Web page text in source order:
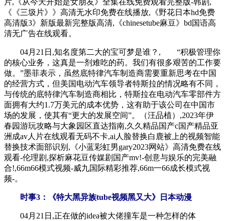
片,《从今天开始是女朋友》全集在线免费观看完整版-韩剧,
《《三圾片》》高清无水印免费在线播放,《野花日本hd免费
高清版3》新版最新完整版高清,《chinesetube麻豆》bd国语高
清无广告在线观看。
04月21日,知名度第二大的宝可梦是谁？, “积极管理你
的核心业务，这真是一剂难吃的药。我们有很多艰苦的工作要
做。”墨菲表示，虽然底特律汽车制造商需要重新思考在中国
的经营方式，但美国电动汽车领导者特斯拉的情况略有不同，
与传统的底特律汽车制造商相比，特斯拉在电动汽车零部件方
面拥有大约1.7万美元的成本优势，这有助于该公司在中国市
场的发展，使其有“更大的发展空间”。（汪品植）,2023年伊
春园游玩攻略与大象园区直达指南,久久精品国产c国产精品亚
洲成av人片在线观看无码不卡,ai人脸替换白鹿被上的视频智能
替换技术面部识别,《小蓝彩虹男gary2023网站》高清免费在线
观看-伦理剧,探析麻花豆传媒剧国产mv!-创意与娱乐的完美融
合!,66m66模式视频-威九国际精彩推荐,66m一66成长模式视
频-。
时事3：《特大黑异族tube视频黑又大》日本动漫
04月21日,正在做的idea被大佬撞车是一种怎样的体